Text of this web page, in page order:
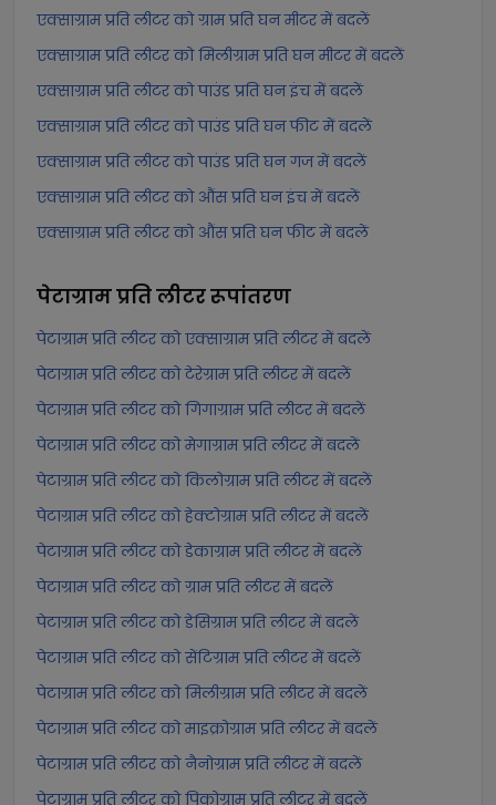
एक्साग्राम प्रति लीटर को ग्राम प्रति घन मीटर में बदलें
एक्साग्राम प्रति लीटर को मिलीग्राम प्रति घन मीटर में बदलें
एक्साग्राम प्रति लीटर को पाउंड प्रति घन इंच में बदलें
एक्साग्राम प्रति लीटर को पाउंड प्रति घन फीट में बदलें
एक्साग्राम प्रति लीटर को पाउंड प्रति घन गज में बदलें
एक्साग्राम प्रति लीटर को औंस प्रति घन इंच में बदलें
एक्साग्राम प्रति लीटर को औंस प्रति घन फीट में बदलें
पेटाग्राम प्रति लीटररूपांतरण
पेटाग्राम प्रति लीटर को एक्साग्राम प्रति लीटर में बदलें
पेटाग्राम प्रति लीटर को टेरेग्राम प्रति लीटर में बदलें
पेटाग्राम प्रति लीटर को गिगाग्राम प्रति लीटर में बदलें
पेटाग्राम प्रति लीटर को मेगाग्राम प्रति लीटर में बदलें
पेटाग्राम प्रति लीटर को किलोग्राम प्रति लीटर में बदलें
पेटाग्राम प्रति लीटर को हेक्टोग्राम प्रति लीटर में बदलें
पेटाग्राम प्रति लीटर को डेकाग्राम प्रति लीटर में बदलें
पेटाग्राम प्रति लीटर को ग्राम प्रति लीटर में बदलें
पेटाग्राम प्रति लीटर को डेसिग्राम प्रति लीटर में बदलें
पेटाग्राम प्रति लीटर को सेंटिग्राम प्रति लीटर में बदलें
पेटाग्राम प्रति लीटर को मिलीग्राम प्रति लीटर में बदलें
पेटाग्राम प्रति लीटर को माइक्रोग्राम प्रति लीटर में बदलें
पेटाग्राम प्रति लीटर को नैनोग्राम प्रति लीटर में बदलें
पेटाग्राम प्रति लीटर को पिकोग्राम प्रति लीटर में बदलें